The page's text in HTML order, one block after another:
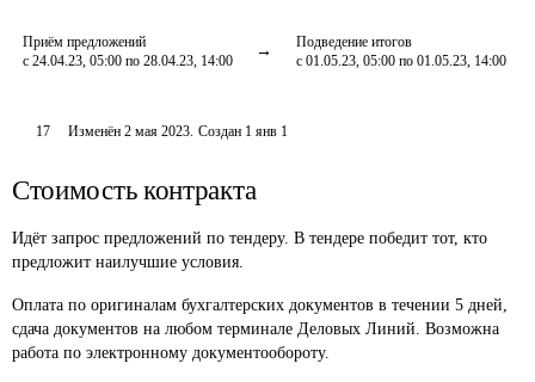
Приём предложений
с 24.04.23, 05:00 по 28.04.23, 14:00
Подведение итогов
с 01.05.23, 05:00 по 01.05.23, 14:00
17 Изменён2 мая 2023. Создан 1 янв 1
Стоимость контракта
Идёт запрос предложений по тендеру. В тендере победит тот, кто
предложит наилучшие условия.
Оплата по оригиналам бухгалтерских документов в течении 5 дней,
сдача документов на любом терминале Деловых Линий. Возможна
работа по электронному документообороту.